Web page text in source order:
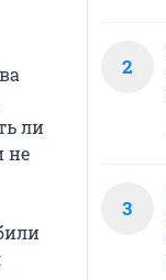
ли
не
2
3